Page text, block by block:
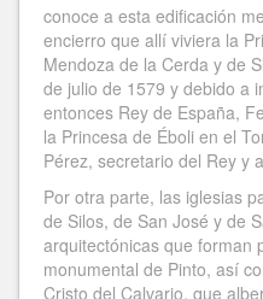
conoce a esta edificación
encierro que allí viviera la
Mendoza de la Cerda y de
de julio de 1579 y debido a
entonces Rey de España,
la Princesa de Éboli en el
Pérez, secretario del Rey y
Por otra parte, las iglesias
de Silos, de San José y de
arquitectónicas que forman
monumental de Pinto, así
Cristo del Calvario, que